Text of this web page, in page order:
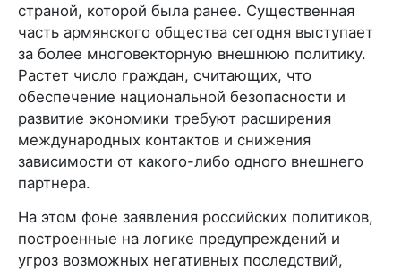
страной, которой была ранее. Существенная
часть армянского общества сегодня выступает
за более многовекторную внешнюю политику.
Растет число граждан, считающих, что
обеспечение национальной безопасности и
развитие экономики требуют расширения
международных контактов и снижения
зависимости от какого-либо одного внешнего
партнера.
На этом фоне заявления российских политиков,
построенные на логике предупреждений и
угроз возможных негативных последствий,